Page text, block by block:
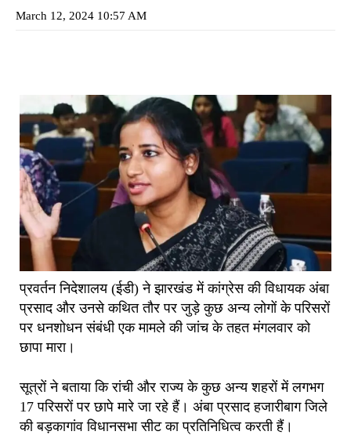
March 12, 2024 10:57 AM
प्रवर्तन निदेशालय (ईडी) ने झारखंड में कांग्रेस की विधायक अंबा
प्रसाद और उनसे कथित तौर पर जुड़े कुछ अन्य लोगों के परिसरों
पर धनशोधन संबंधी एक मामले की जांच के तहत मंगलवार को
छापा मारा।
सूत्रों ने बताया कि रांची और राज्य के कुछ अन्य शहरों में लगभग
17 परिसरों पर छापे मारे जा रहे हैं। अंबा प्रसाद हजारीबाग जिले
की बड़कागांव विधानसभा सीट का प्रतिनिधित्व करती हैं।